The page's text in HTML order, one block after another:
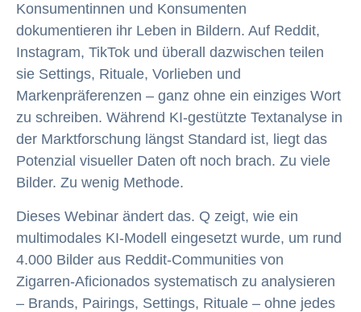
Konsumentinnen und Konsumenten
dokumentieren ihr Leben in Bildern. Auf Reddit,
Instagram, TikTok und überall dazwischen teilen
sie Settings, Rituale, Vorlieben und
Markenpräferenzen – ganz ohne ein einziges Wort
zu schreiben. Während KI-gestützte Textanalyse in
der Marktforschung längst Standard ist, liegt das
Potenzial visueller Daten oft noch brach. Zu viele
Bilder. Zu wenig Methode.
Dieses Webinar ändert das. Q zeigt, wie ein
multimodales KI-Modell eingesetzt wurde, um rund
4.000 Bilder aus Reddit-Communities von
Zigarren-Aficionados systematisch zu analysieren
– Brands, Pairings, Settings, Rituale – ohne jedes